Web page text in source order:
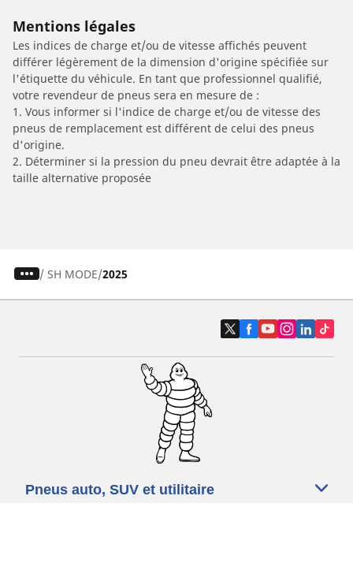
Mentions légales
Les indices de charge et/ou de vitesse affichés peuvent
différer légèrement de la dimension d'origine spécifiée sur
l'étiquette du véhicule. En tant que professionnel qualifié,
votre revendeur de pneus sera en mesure de :
1. Vous informer si l'indice de charge et/ou de vitesse des
pneus de remplacement est différent de celui des pneus
d'origine.
2. Déterminer si la pression du pneu devrait être adaptée à la
taille alternative proposée
/ SH MODE 2025
Pneus auto, SUV et utilitaire